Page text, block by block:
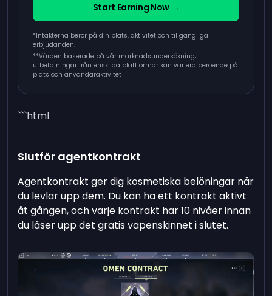
Start Earning Now →
*Intäkterna beror på din plats, aktivitet och tillgängliga
erbjudanden.
**Värden baserade på vår marknadsundersökning;
utbetalningar från enskilda plattformar kan variera beroende på
plats och användaraktivitet
```html
Slutför agentkontrakt
Agentkontrakt ger dig kosmetiska belöningar när
du levlar upp dem. Du kan ha ett kontrakt aktivt
åt gången, och varje kontrakt har 10 nivåer innan
du låser upp det gratis vapenskinnet i slutet.